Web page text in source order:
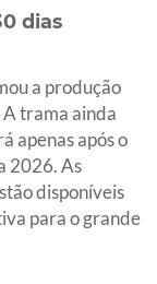
dias
a produção
trama ainda
apenas após o
2026. As
disponíveis
para o grande